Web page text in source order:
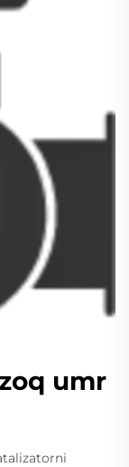
umr